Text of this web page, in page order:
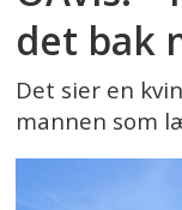
det bak
Det sier en
mannen som